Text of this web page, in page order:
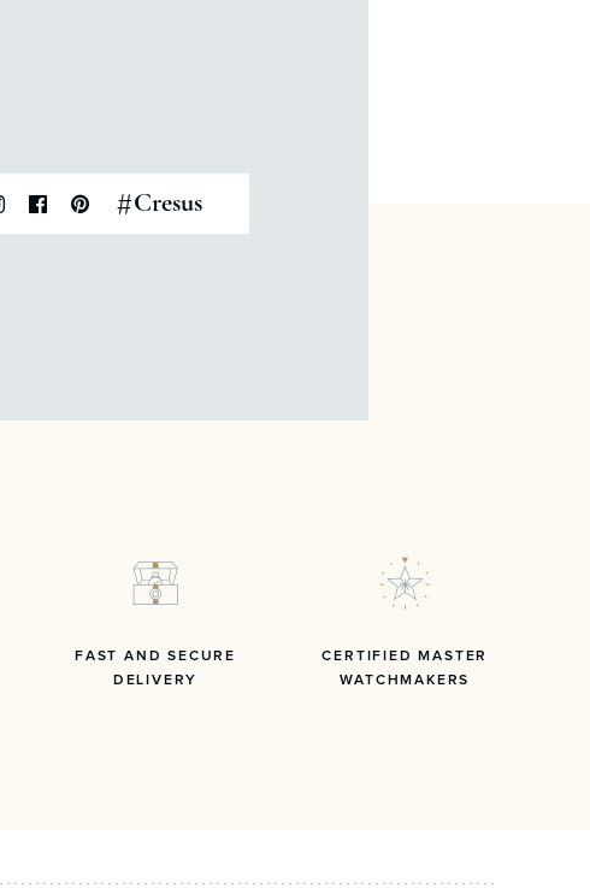
#Cresus
FAST AND SECURE
DELIVERY
CERTIFIED MASTER
WATCHMAKERS